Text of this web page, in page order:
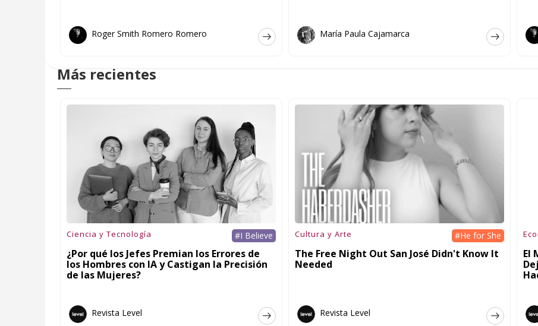
Roger Smith Romero Romero María Paula Cajamarca
Más recientes
Ciencia y Tecnología #I Believe
¿Por qué los Jefes Premian los Errores de
los Hombres con IA y Castigan la Precisión
de las Mujeres?
Revista Level
Cultura y Arte #He for She
The Free Night Out San José Didn't Know It
Needed
Revista Level
El